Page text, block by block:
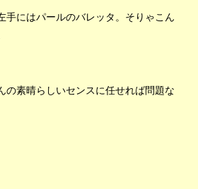
手にはパールのバレッタ。そりゃこん
の素晴らしいセンスに任せれば問題な